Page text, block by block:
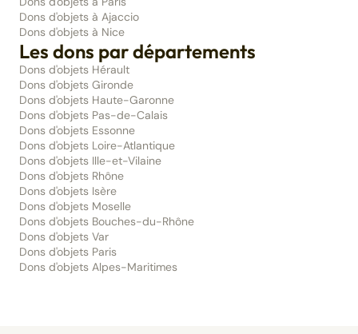
Dons d'objets à Ajaccio
Dons d'objets à Nice
Les dons par départements
Dons d'objets Hérault
Dons d'objets Gironde
Dons d'objets Haute-Garonne
Dons d'objets Pas-de-Calais
Dons d'objets Essonne
Dons d'objets Loire-Atlantique
Dons d'objets Ille-et-Vilaine
Dons d'objets Rhône
Dons d'objets Isère
Dons d'objets Moselle
Dons d'objets Bouches-du-Rhône
Dons d'objets Var
Dons d'objets Paris
Dons d'objets Alpes-Maritimes